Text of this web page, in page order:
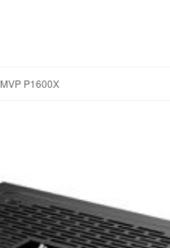
MVP P1600X